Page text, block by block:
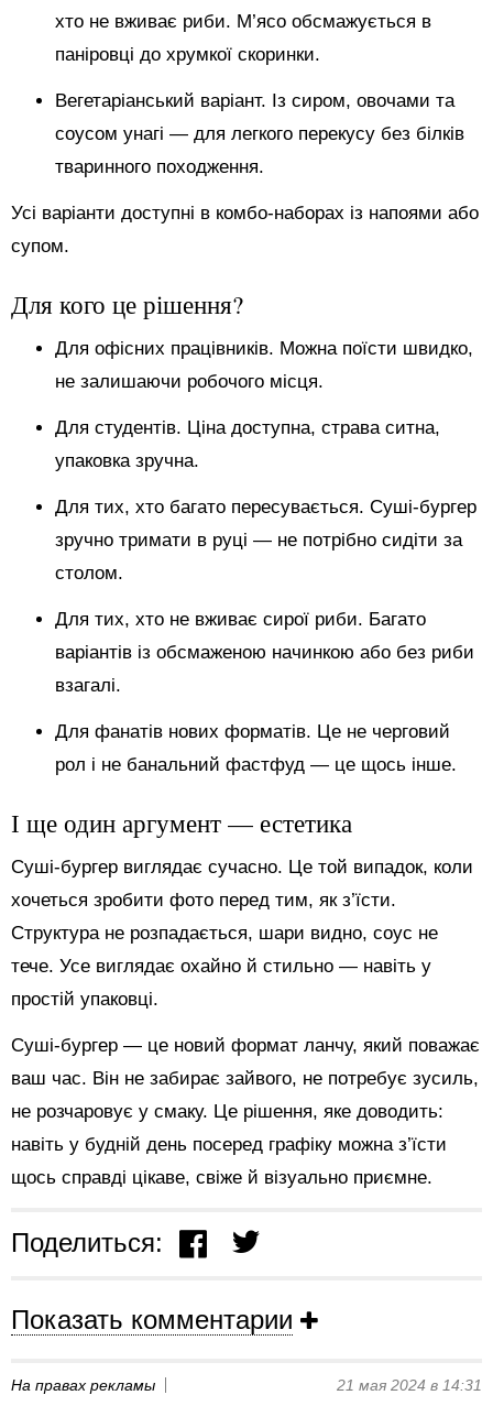
хто не вживає риби. М’ясо обсмажується в
паніровці до хрумкої скоринки.
Вегетаріанський варіант. Із сиром, овочами та
соусом унагі — для легкого перекусу без білків
тваринного походження.
Усі варіанти доступні в комбо-наборах із напоями або
супом.
Для кого це рішення?
Для офісних працівників. Можна поїсти швидко,
не залишаючи робочого місця.
Для студентів. Ціна доступна, страва ситна,
упаковка зручна.
Для тих, хто багато пересувається. Суші-бургер
зручно тримати в руці — не потрібно сидіти за
столом.
Для тих, хто не вживає сирої риби. Багато
варіантів із обсмаженою начинкою або без риби
взагалі.
Для фанатів нових форматів. Це не черговий
рол і не банальний фастфуд — це щось інше.
І ще один аргумент — естетика
Суші-бургер виглядає сучасно. Це той випадок, коли
хочеться зробити фото перед тим, як з’їсти.
Структура не розпадається, шари видно, соус не
тече. Усе виглядає охайно й стильно — навіть у
простій упаковці.
Суші-бургер — це новий формат ланчу, який поважає
ваш час. Він не забирає зайвого, не потребує зусиль,
не розчаровує у смаку. Це рішення, яке доводить:
навіть у будній день посеред графіку можна з’їсти
щось справді цікаве, свіже й візуально приємне.
Поделиться:
Показать комментарии
На правах рекламы 21 мая 2024 в 14:31